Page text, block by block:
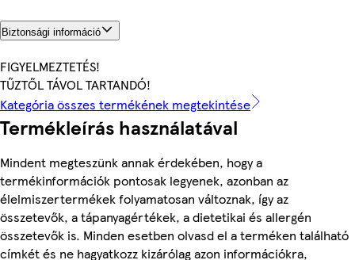
Biztonsági információ
FIGYELMEZTETÉS!
TŰZTŐL TÁVOL TARTANDÓ!
Kategória összes termékének megtekintése
Termékleírás használatával
Mindent megteszünk annak érdekében, hogy a
termékinformációk pontosak legyenek, azonban az
élelmiszertermékek folyamatosan változnak, így az
összetevők, a tápanyagértékek, a dietetikai és allergén
összetevők is. Minden esetben olvasd el a terméken található
címkét és ne hagyatkozz kizárólag azon információkra,